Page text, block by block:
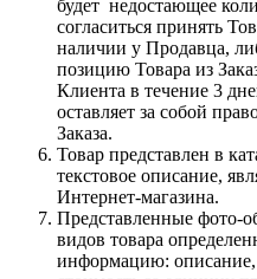
будет недостающее
согласиться принять
наличии у Продавца,
позицию Товара из
Клиента в течение 3
оставляет за собой
Заказа.
Товар представлен в
текстовое описание,
Интернет-магазина.
Представленные фото-
видов товара
информацию: описание,